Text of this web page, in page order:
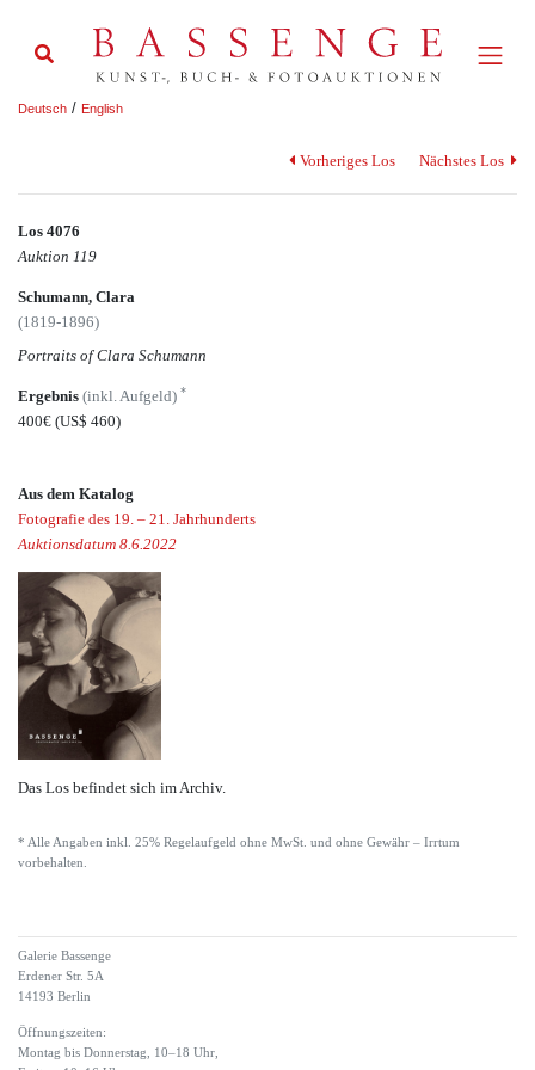
Deutsch / English
Vorheriges Los Nächstes Los
Los 4076
Auktion 119
Schumann, Clara
(1819-1896)
Portraits of Clara Schumann
Ergebnis (inkl. Aufgeld) *
400€ (US$ 460)
Aus dem Katalog
Fotografie des 19. – 21. Jahrhunderts
Auktionsdatum 8.6.2022
Das Los befindet sich im Archiv.
* Alle Angaben inkl. 25% Regelaufgeld ohne MwSt. und ohne Gewähr – Irrtum
vorbehalten.
Galerie Bassenge
Erdener Str. 5A
14193 Berlin
Öffnungszeiten:
Montag bis Donnerstag, 10–18 Uhr,